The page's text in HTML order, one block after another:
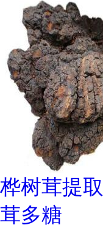
桦树茸提
茸多糖